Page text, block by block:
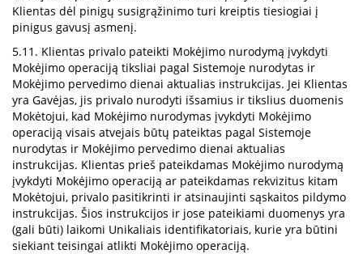
Klientas dėl pinigų susigrąžinimo turi kreiptis tiesiogiai į
pinigus gavusį asmenį.
5.11. Klientas privalo pateikti Mokėjimo nurodymą įvykdyti
Mokėjimo operaciją tiksliai pagal Sistemoje nurodytas ir
Mokėjimo pervedimo dienai aktualias instrukcijas. Jei Klientas
yra Gavėjas, jis privalo nurodyti išsamius ir tikslius duomenis
Mokėtojui, kad Mokėjimo nurodymas įvykdyti Mokėjimo
operaciją visais atvejais būtų pateiktas pagal Sistemoje
nurodytas ir Mokėjimo pervedimo dienai aktualias
instrukcijas. Klientas prieš pateikdamas Mokėjimo nurodymą
įvykdyti Mokėjimo operaciją ar pateikdamas rekvizitus kitam
Mokėtojui, privalo pasitikrinti ir atsinaujinti sąskaitos pildymo
instrukcijas. Šios instrukcijos ir jose pateikiami duomenys yra
(gali būti) laikomi Unikaliais identifikatoriais, kurie yra būtini
siekiant teisingai atlikti Mokėjimo operaciją.